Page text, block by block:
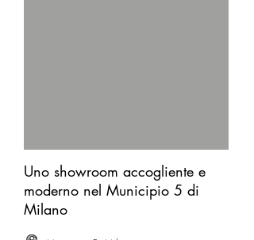
Uno showroom accogliente e
moderno nel Municipio 5 di
Milano